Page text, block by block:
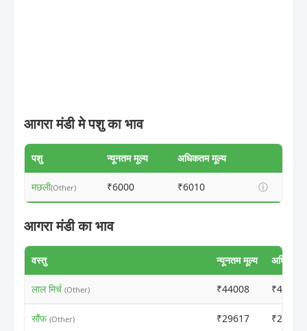
आगरा मंडी मे पशु का भाव
पशु न्यूनतम मूल्य अधिकतम मूल्य
मछली(Other) ₹6000 ₹6010 ⓘ
आगरा मंडी का भाव
वस्तु न्यूनतम मूल्य अधिकतम
लाल मिर्च (Other) ₹44008 ₹44018
सौंफ (Other) ₹29617 ₹29627